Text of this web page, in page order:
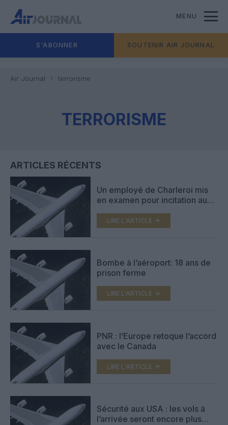
MENU
S'ABONNER SOUTENIR AIR JOURNAL
Air Journal terrorisme
TERRORISME
ARTICLES RÉCENTS
Un employé de Charleroi mis
en examen pour incitation au
LIRE L'ARTICLE
Bombe à l’aéroport: 18 ans de
prison ferme
LIRE L'ARTICLE
PNR : l’Europe retoque l’accord
avec le Canada
LIRE L'ARTICLE
Sécurité aux USA : les vols à
l’arrivée seront encore plus